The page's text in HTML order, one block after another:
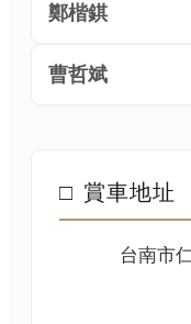
鄭楷錤
曹哲斌
□ 賞車地址
台南市